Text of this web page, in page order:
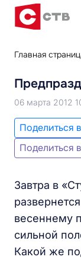
Главная
06 марта 2012
Поделиться в
Поделиться в
Завтра в
весеннему
сильной
Какой же